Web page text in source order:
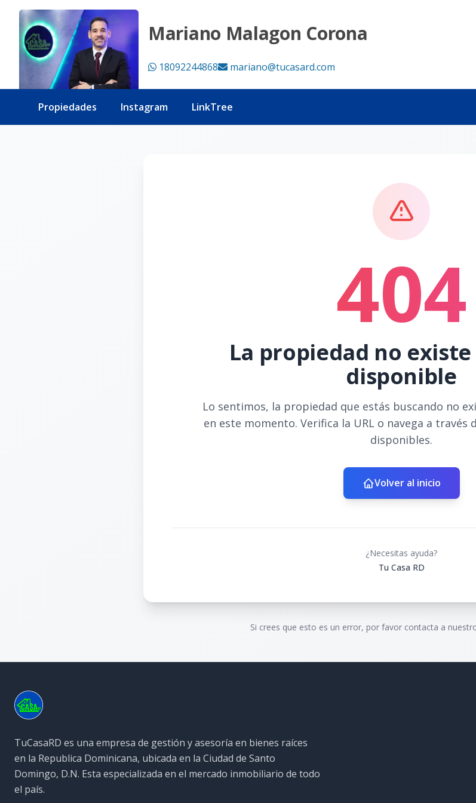
Mariano Malagon Corona
18092244868 mariano@tucasard.com
Propiedades Instagram LinkTree
404
La propiedad no
disponible
Lo sentimos, la propiedad que estás buscando no
en este momento. Verifica la URL o navega a través
disponibles.
Volver al inicio
¿Necesitas ayuda?
Tu Casa RD
Si crees que esto es un error, por favor contacta a
TuCasaRD es una empresa de gestión y asesoría en bienes raíces
en la Republica Dominicana, ubicada en la Ciudad de Santo
Domingo, D.N. Esta especializada en el mercado inmobiliario de todo
el país.
Página no encontrada - Tu Casa RD